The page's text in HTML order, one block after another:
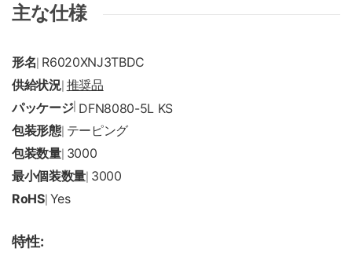
主な仕様
形名 R6020XNJ3TBDC
供給状況| 推奨品
パッケージ| DFN8080-5L KS
包装形態| テーピング
包装数量| 3000
最小個装数量 3000
RoHS| Yes
特性: